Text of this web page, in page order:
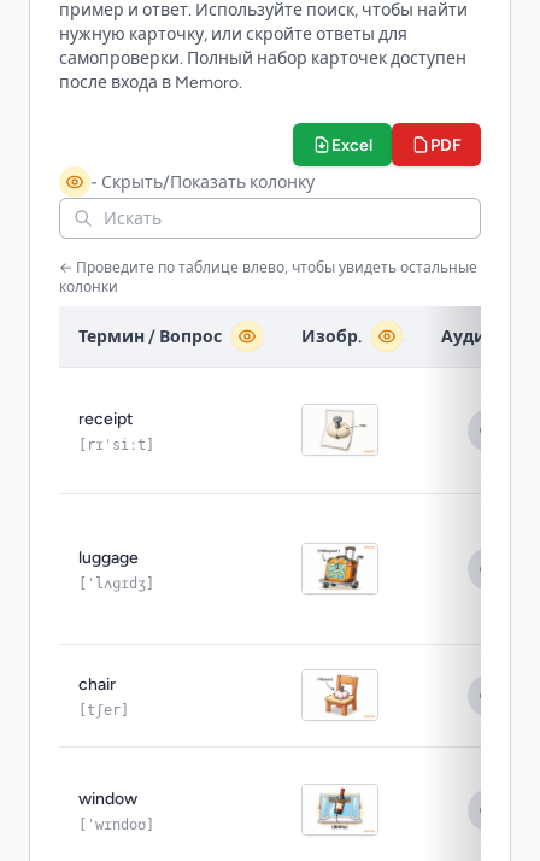
пример и ответ. Используйте поиск, чтобы найти
нужную карточку, или скройте ответы для
самопроверки. Полный набор карточек доступен
после входа в Memoro.
Excel PDF
- Скрыть/Показать колонку
← Проведите по таблице влево, чтобы увидеть остальные
колонки
Термин / Вопрос Изобр. Аудио
receipt
[rɪˈsiːt]
luggage
[ˈlʌɡɪdʒ]
chair
[tʃer]
window
[ˈwɪndoʊ]